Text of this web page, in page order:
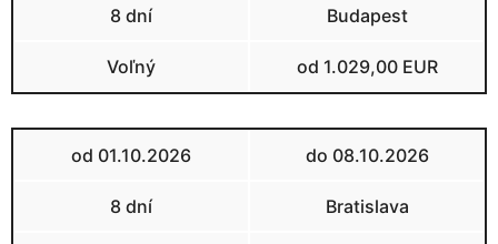
8 dní Budapest
Voľný od 1.029,00 EUR
od 01.10.2026 do 08.10.2026
8 dní Bratislava